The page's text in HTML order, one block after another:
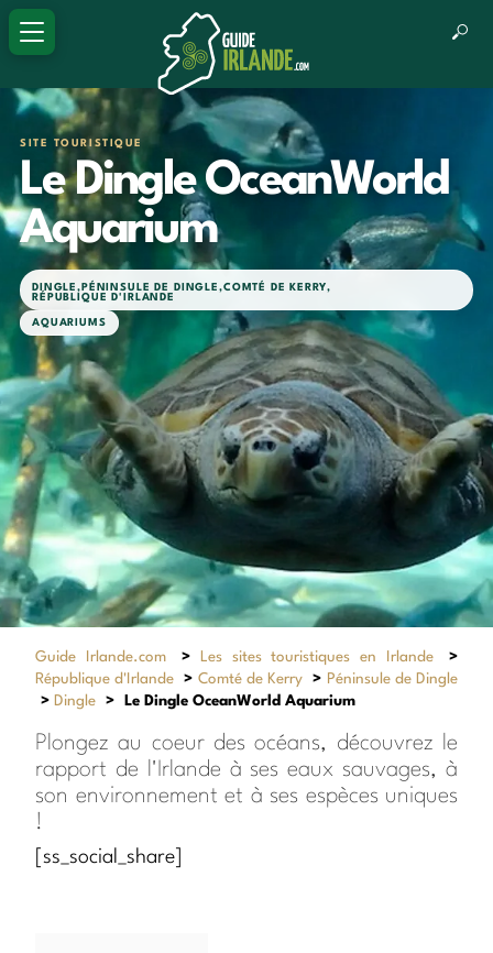
SITE TOURISTIQUE
Le Dingle OceanWorld
Aquarium
DINGLE, PÉNINSULE DE DINGLE ,COMTÉ DE KERRY,
RÉPUBLIQUE D'IRLANDE
AQUARIUMS
Guide Irlande.com > Les sites touristiques en Irlande
>
République d'Irlande
> Comté de Kerry > Péninsule de Dingle
> Dingle > Le Dingle OceanWorld Aquarium
Plongez au coeur des océans, découvrez le
rapport de l'Irlande à ses eaux sauvages, à
son environnement et à ses espèces uniques
!
[ss_social_share]